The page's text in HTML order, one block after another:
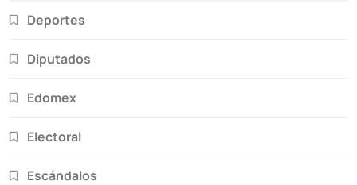
Deportes
Diputados
Edomex
Electoral
Escándalos